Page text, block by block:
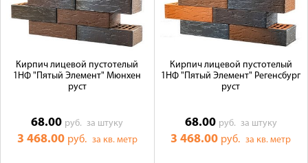
Кирпич лицевой пустотелый
1НФ "Пятый Элемент" Мюнхен
руст
68.00 руб.за штуку
3 468.00 руб. за кв. метр
Кирпич лицевой пустотелый
1НФ "Пятый Элемент" Регенсбург
руст
68.00 руб. за штуку
3 468.00 руб.за кв. метр